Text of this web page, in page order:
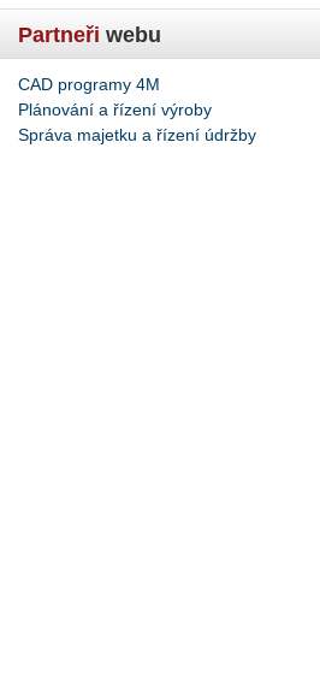
Partneři webu
CAD programy 4M
Plánování a řízení výroby
Správa majetku a řízení údržby